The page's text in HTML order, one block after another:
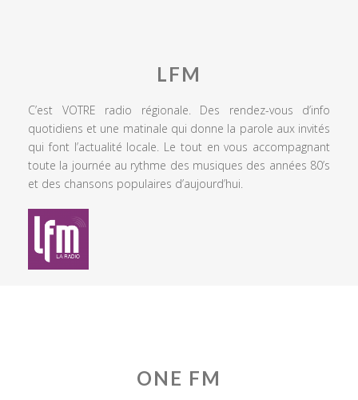
LFM
C’est VOTRE radio régionale. Des rendez-vous d’info
quotidiens et une matinale qui donne la parole aux invités
qui font l’actualité locale. Le tout en vous accompagnant
toute la journée au rythme des musiques des années 80’s
et des chansons populaires d’aujourd’hui.
ONE FM